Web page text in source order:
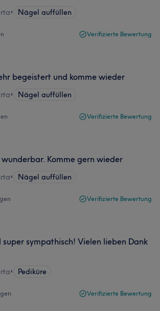
• Nägel auffüllen
Verifizierte Bewertung
begeistert und komme wieder
• Nägel auffüllen
Verifizierte Bewertung
Komme gern wieder
• Nägel auffüllen
Verifizierte Bewertung
super sympathisch! Vielen lieben Dank
• Pediküre
Verifizierte Bewertung